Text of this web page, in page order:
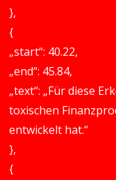
},
{
„start“: 40.22,
„end“: 45.84,
„text“: „Für diese
toxischen
entwickelt hat.“
},
{